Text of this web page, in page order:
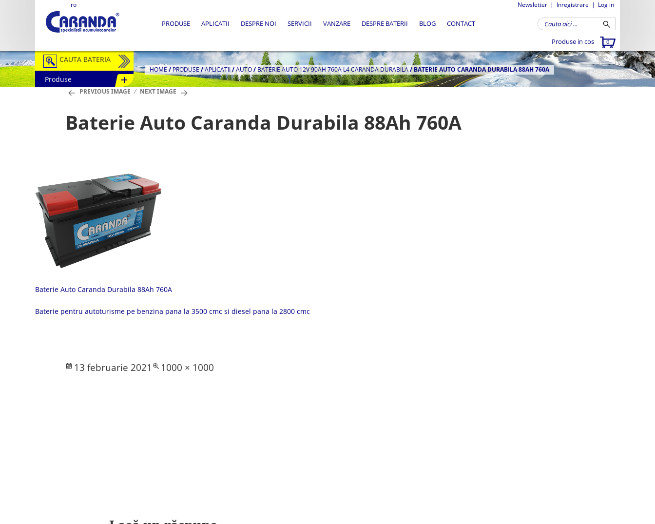
ro Newsletter | Inregistrare | Log in
Produse in cos 0
PRODUSE APLICATII DESPRE NOI SERVICII VANZARE DESPRE BATERII BLOG CONTACT
CAUTA BATERIA
Auto / Moto
Semitractiune
Accesorii Baterii
Fotovoltaice
Produse
HOME/PRODUSE /APLICATII/AUTO/ BATERIE AUTO 12V 90AH 760A L4 CARANDA DURABILA/BATERIE AUTO CARANDA DURABILA 88AH 760A
PREVIOUS IMAGE NEXT IMAGE
Baterie Auto Caranda Durabila 88Ah 760A
Baterie Auto Caranda Durabila 88Ah 760A
Baterie pentru autoturisme pe benzina pana la 3500 cmc si diesel pana la 2800 cmc
Posted
13 februarie 2021
Full
1000 × 1000